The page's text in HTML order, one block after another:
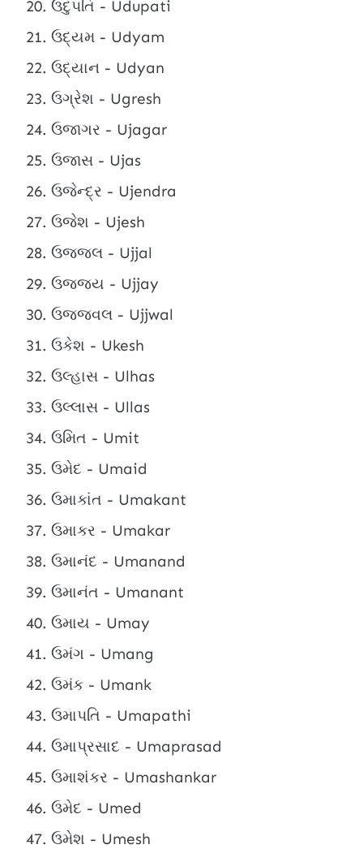
ઉદુપતિ - Udupati
ઉદ્યમ - Udyam
ઉદ્યાન - Udyan
ઉગ્રેશ - Ugresh
ઉજાગર - Ujagar
ઉજાસ - Ujas
ઉજેન્દ્ર - Ujendra
ઉજેશ - Ujesh
ઉજ્જલ - Ujjal
ઉજ્જય - Ujjay
ઉજ્જવલ - Ujjwal
ઉકેશ - Ukesh
ઉલ્હાસ - Ulhas
ઉલ્લાસ - Ullas
ઉમિત - Umit
ઉમેદ - Umaid
ઉમાકાંત - Umakant
ઉમાકર - Umakar
ઉમાનંદ - Umanand
ઉમાનંત - Umanant
ઉમાય - Umay
ઉમંગ - Umang
ઉમંક - Umank
ઉમાપતિ - Umapathi
ઉમાપ્રસાદ - Umaprasad
ઉમાશંકર - Umashankar
ઉમેદ - Umed
ઉમેશ - Umesh